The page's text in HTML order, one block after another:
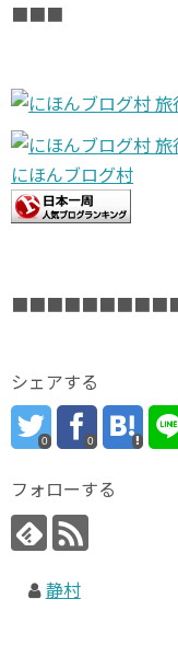
■■■
にほんブログ村
シェアする
0 0
フォローする
静村